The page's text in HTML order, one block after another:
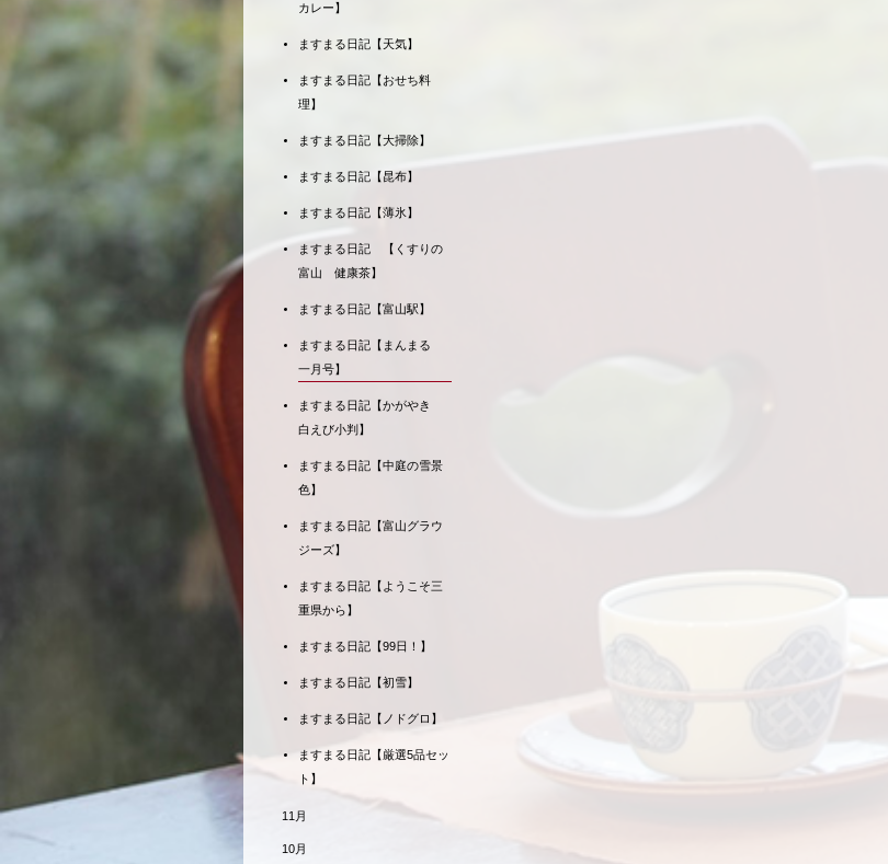
カレー】
ますまる日記【天気】
ますまる日記【おせち料
理】
ますまる日記【大掃除】
ますまる日記【昆布】
ますまる日記【薄氷】
ますまる日記 【くすりの
富山 健康茶】
ますまる日記【富山駅】
ますまる日記【まんまる
一月号】
ますまる日記【かがやき
白えび小判】
ますまる日記【中庭の雪景
色】
ますまる日記【富山グラウ
ジーズ】
ますまる日記【ようこそ三
重県から】
ますまる日記【99日！】
ますまる日記【初雪】
ますまる日記【ノドグロ】
ますまる日記【厳選5品セッ
ト】
11月
10月